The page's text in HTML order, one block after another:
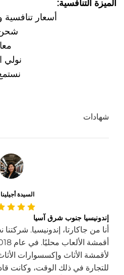
الميزة التنافسية:
أسعار
شحن
نولي
شهادات
السيدة
إندونيسيا جنوب شرق آسيا
أنا من جاكارتا، إندونيسيا.
لأقمشة الأثاث وإكسسوارات
للتجارة في ذلك الوقت، وكانت